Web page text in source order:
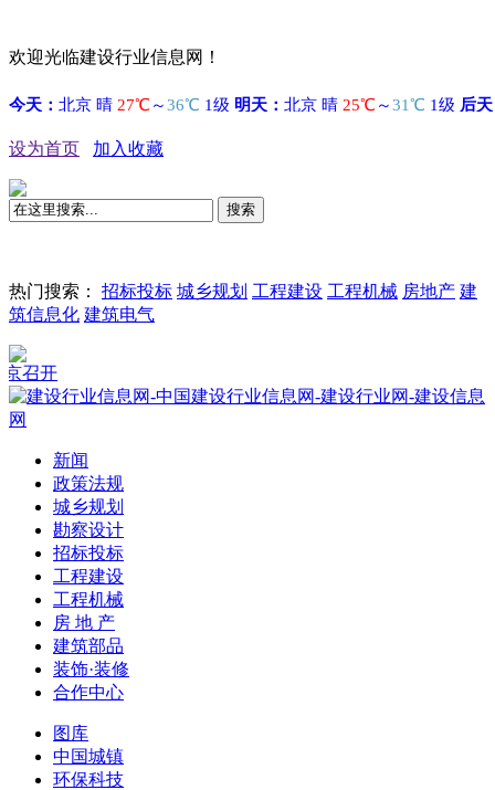
欢迎光临建设行业信息网！
设为首页 加入收藏
搜索
热门搜索： 招标投标 城乡规划 工程建设 工程机械 房地产 建
筑信息化 建筑电气
新闻
政策法规
城乡规划
勘察设计
招标投标
工程建设
工程机械
房 地 产
建筑部品
装饰·装修
合作中心
图库
中国城镇
环保科技